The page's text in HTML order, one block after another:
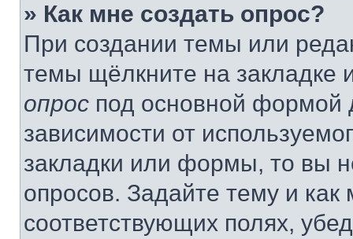
» Как мне создать опрос?
При создании темы или
темы щёлкните на
опрос под основной формой
зависимости от
закладки или формы, то вы
опросов. Задайте тему и
соответствующих полях,